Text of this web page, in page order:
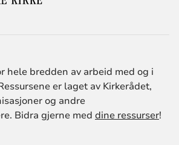
hele bredden av arbeid med og i
er laget av Kirkerådet,
og andre
Bidra gjerne med dine ressurser!